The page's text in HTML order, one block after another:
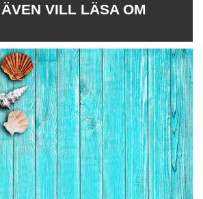
VILL LÄSA OM